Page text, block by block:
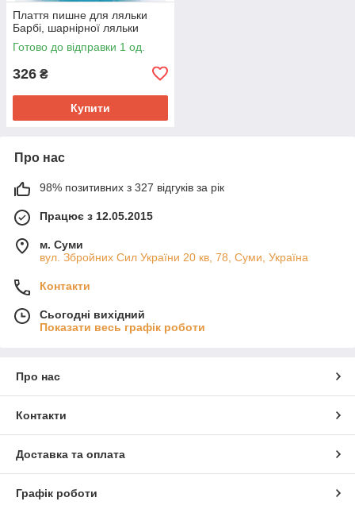
Плаття пишне для ляльки
Барбі, шарнірної ляльки
Готово до відправки 1 од.
326 ₴
Купити
Про нас
98% позитивних з 327 відгуків за рік
Працює з 12.05.2015
м. Суми
вул. Збройних Сил України 20 кв, 78, Суми, Україна
Контакти
Сьогодні вихідний
Показати весь графік роботи
Про нас
Контакти
Доставка та оплата
Графік роботи